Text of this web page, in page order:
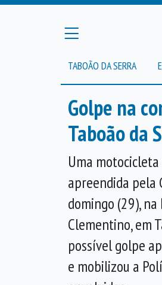
TABOÃO DA SERRA
Golpe na
Taboão da
Uma
apreendida pela
domingo (29),
Clementino, em
possível golpe
e mobilizou a